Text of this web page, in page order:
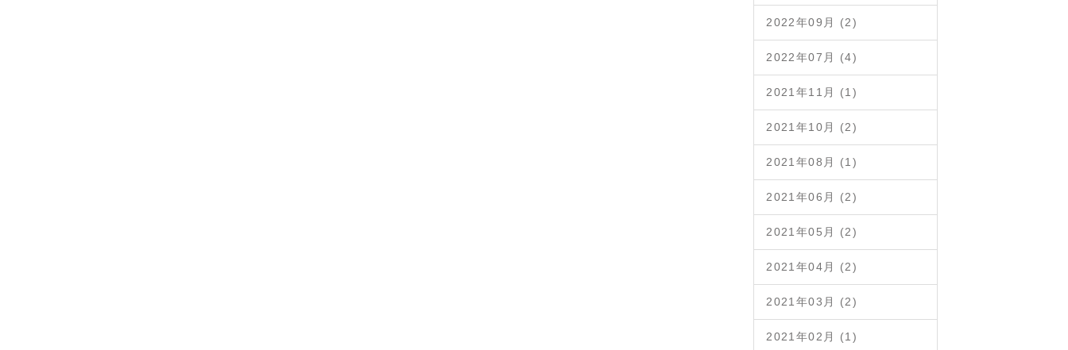
2022年09月 (2)
2022年07月 (4)
2021年11月 (1)
2021年10月 (2)
2021年08月 (1)
2021年06月 (2)
2021年05月 (2)
2021年04月 (2)
2021年03月 (2)
2021年02月 (1)